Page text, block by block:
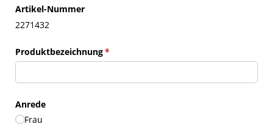
Artikel-Nummer
2271432
Produktbezeichnung*
(erforderlich)
Anrede
Frau